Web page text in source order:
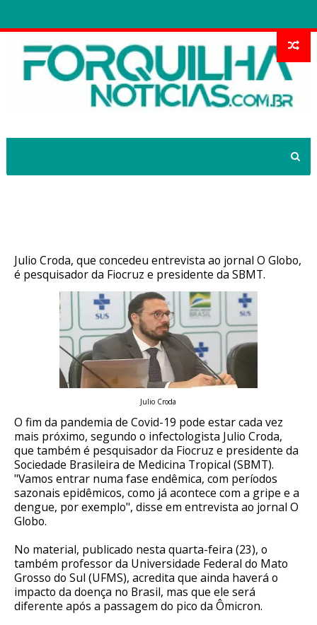
Julio Croda, que concedeu entrevista ao jornal O Globo,
é pesquisador da Fiocruz e presidente da SBMT.
Julio Croda
O fim da pandemia de Covid-19 pode estar cada vez
mais próximo, segundo o infectologista Julio Croda,
que também é pesquisador da Fiocruz e presidente da
Sociedade Brasileira de Medicina Tropical (SBMT).
"Vamos entrar numa fase endêmica, com períodos
sazonais epidêmicos, como já acontece com a gripe e a
dengue, por exemplo", disse em entrevista ao jornal O
Globo.
No material, publicado nesta quarta-feira (23), o
também professor da Universidade Federal do Mato
Grosso do Sul (UFMS), acredita que ainda haverá o
impacto da doença no Brasil, mas que ele será
diferente após a passagem do pico da Ômicron.